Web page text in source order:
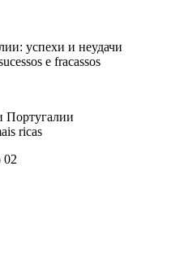
успехи и неудачи
e fracassos
Португалии
ricas